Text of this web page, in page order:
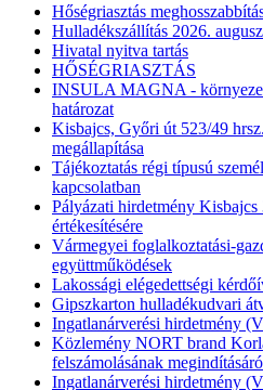
Hőségriasztás
Hulladékszállítás 2026.
Hivatal nyitva tartás
HŐSÉGRIASZTÁS
INSULA MAGNA -
határozat
Kisbajcs, Győri út 523/49
megállapítása
Tájékoztatás régi típusú
kapcsolatban
Pályázati hirdetmény Kisbajcs
értékesítésére
Vármegyei foglalkoztatási-
együttműködések
Lakossági elégedettségi
Gipszkarton hulladékudvari
Ingatlanárverési hirdetmény
Közlemény NORT brand
felszámolásának
Ingatlanárverési hirdetmény